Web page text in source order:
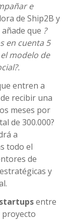
e
de Ship2B y
añade que ?
en cuenta 5
modelo de
entren a
recibir una
meses por
de 300.000?
a
todo el
de
y
entre
proyecto